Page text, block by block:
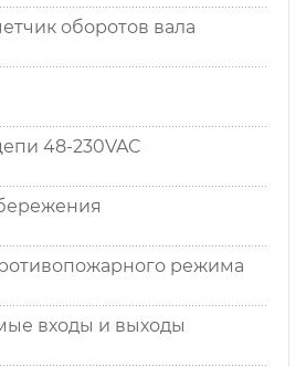
оборотов вала
48-230VAC
режима
входы и выходы